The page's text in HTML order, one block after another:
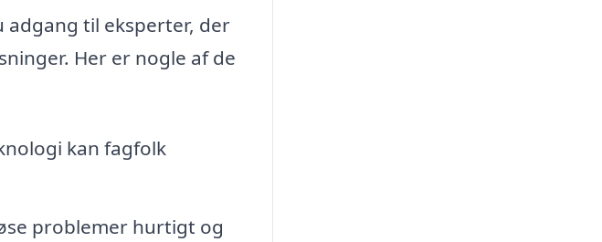
til eksperter, der
Her er nogle af de
kan fagfolk
problemer hurtigt og